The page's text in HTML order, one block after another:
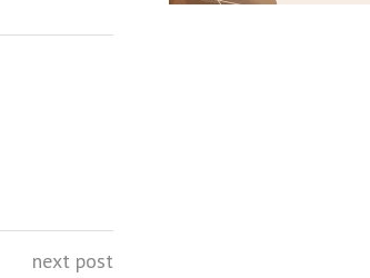
next post